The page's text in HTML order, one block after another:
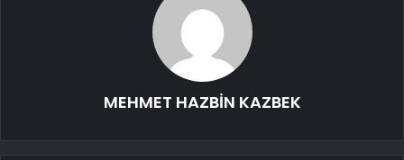
MEHMET HAZBİN KAZBEK